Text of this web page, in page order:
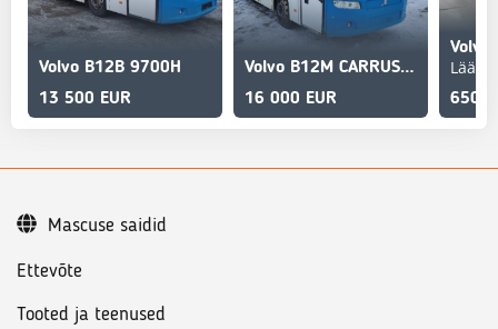
Volvo B12B 9700H
13 500 EUR
Volvo B12M CARRUS 9700H
16 000 EUR
6500
Ettevõte
Tooted ja teenused
Mascuse saidid